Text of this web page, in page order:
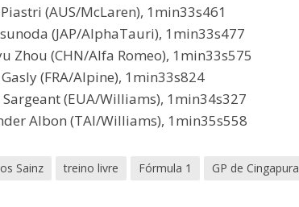
Piastri (AUS/McLaren), 1min33s461
(JAP/AlphaTauri), 1min33s477
Zhou (CHN/Alfa Romeo), 1min33s575
Gasly (FRA/Alpine), 1min33s824
Sargeant (EUA/Williams), 1min34s327
Albon (TAI/Williams), 1min35s558
Sainz treino livre Fórmula 1 GP de Cingapura